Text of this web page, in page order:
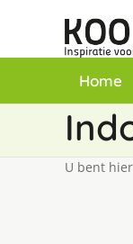
Home
U bent